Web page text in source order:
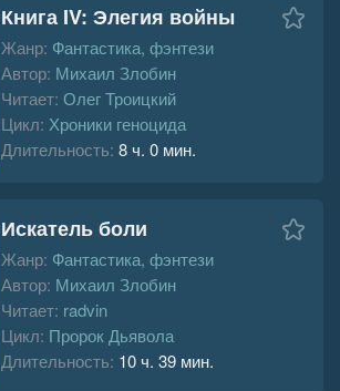
Книга IV: Элегия войны
Жанр: Фантастика, фэнтези
Автор: Михаил Злобин
Читает: Олег Троицкий
Цикл: Хроники геноцида
Длительность: 8 ч. 0 мин.
Искатель боли
Жанр: Фантастика, фэнтези
Автор: Михаил Злобин
Читает: radvin
Цикл: Пророк Дьявола
Длительность: 10 ч. 39 мин.